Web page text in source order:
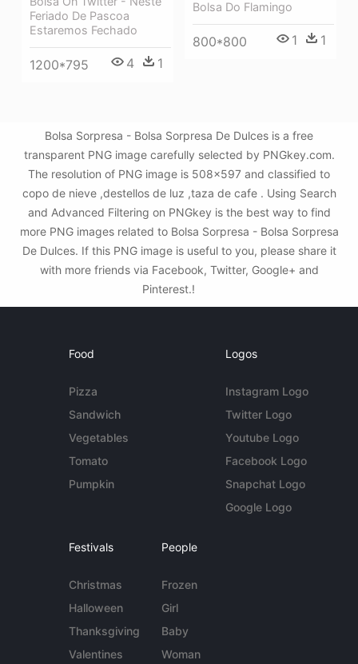
Bolsa Do Flamingo
800*800 1 1
Feriado De Pascoa
Estaremos Fechado
1200*795 4 1
Bolsa Sorpresa - Bolsa Sorpresa De Dulces is a free
transparent PNG image carefully selected by PNGkey.com.
The resolution of PNG image is 508x597 and classified to
copo de nieve ,destellos de luz ,taza de cafe . Using Search
and Advanced Filtering on PNGkey is the best way to find
more PNG images related to Bolsa Sorpresa - Bolsa Sorpresa
De Dulces. If this PNG image is useful to you, please share it
with more friends via Facebook, Twitter, Google+ and
Pinterest.!
Food
Pizza
Sandwich
Vegetables
Tomato
Pumpkin
Logos
Instagram Logo
Twitter Logo
Youtube Logo
Facebook Logo
Snapchat Logo
Google Logo
Festivals
Christmas
Halloween
Thanksgiving
Valentines
People
Frozen
Girl
Baby
Woman